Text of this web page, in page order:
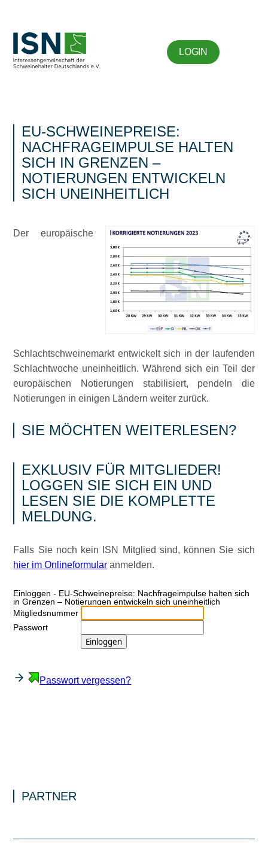
LOGIN
EU-SCHWEINEPREISE:
NACHFRAGEIMPULSE HALTEN
SICH IN GRENZEN –
NOTIERUNGEN ENTWICKELN
SICH UNEINHEITLICH
Der europäische
Schlachtschweinemarkt entwickelt sich in der laufenden
Schlachtwoche uneinheitlich. Während sich ein Teil der
europäischen Notierungen stabilisiert, pendeln die
Notierungen in einigen Ländern weiter zurück.
SIE MÖCHTEN WEITERLESEN?
EXKLUSIV FÜR MITGLIEDER!
LOGGEN SIE SICH EIN UND
LESEN SIE DIE KOMPLETTE
MELDUNG.
Falls Sie noch kein ISN Mitglied sind, können Sie sich
hier im Onlineformular anmelden.
Ein­log­gen - EU-Schweinepreise: Nachfrageimpulse halten sich
in Grenzen – Notierungen entwickeln sich uneinheitlich
Mitgliedsnummer
Passwort
Passwort vergessen?
PARTNER